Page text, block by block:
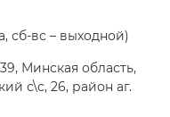
сб-вс – выходной)
Минская область,
с\с, 26, район аг.